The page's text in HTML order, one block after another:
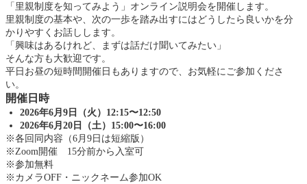
「里親制度を知ってみよう」オンライン説明会を開催します。
里親制度の基本や、次の一歩を踏み出すにはどうしたら良いかを分
かりやすくお話しします。
「興味はあるけれど、まずは話だけ聞いてみたい」
そんな方も大歓迎です。
平日お昼の短時間開催日もありますので、お気軽にご参加くださ
い。
開催日時
2026年6月9日（火）12:15〜12:50
2026年6月20日（土）15:00〜16:00
※各回同内容（6月9日は短縮版）
※Zoom開催 15分前から入室可
※参加無料
※カメラOFF・ニックネーム参加OK